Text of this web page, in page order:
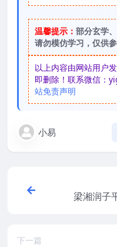
温馨提示： 部分玄学
请勿模仿学习，仅供参
以上内容由网站用户
即删除！联系微信：
站免责声明
小易
梁湘润子
下一篇